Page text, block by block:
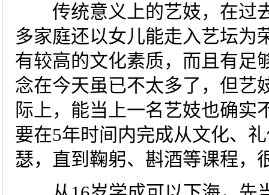
传统意义上的艺妓，在过
多家庭还以女儿能走入艺坛为
有较高的文化素质，而且有足
念在今天虽已不太多了，但艺
际上，能当上一名艺妓也确实
要在5年时间内完成从文化、
瑟，直到鞠躬、斟酒等课程，